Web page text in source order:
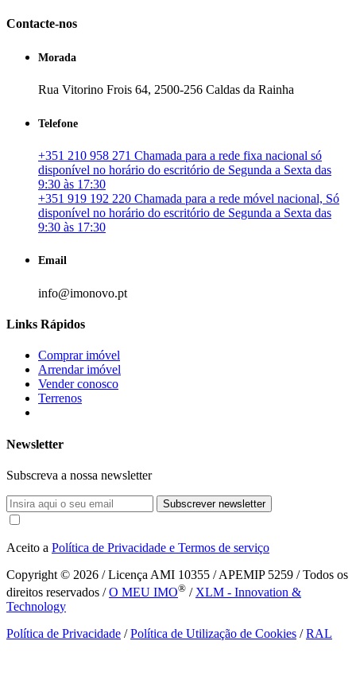
Contacte-nos
Morada
Rua Vitorino Frois 64, 2500-256 Caldas da Rainha
Telefone
+351 210 958 271 Chamada para a rede fixa nacional só
disponível no horário do escritório de Segunda a Sexta das
9:30 às 17:30
+351 919 192 220 Chamada para a rede móvel nacional, Só
disponível no horário do escritório de Segunda a Sexta das
9:30 às 17:30
Email
info@imonovo.pt
Links Rápidos
Comprar imóvel
Arrendar imóvel
Vender conosco
Terrenos
Newsletter
Subscreva a nossa newsletter
Subscrever newsletter
Aceito a Política de Privacidade e Termos de serviço
Copyright © 2026 / Licença AMI 10355 / APEMIP 5259 / Todos os
direitos reservados /O MEU IMO® / XLM - Innovation &
Technology
Política de Privacidade /Política de Utilização de Cookies /RAL